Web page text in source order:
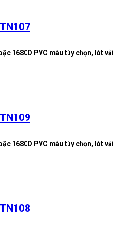
1680D PVC màu tùy chọn, lót vải
1680D PVC màu tùy chọn, lót vải